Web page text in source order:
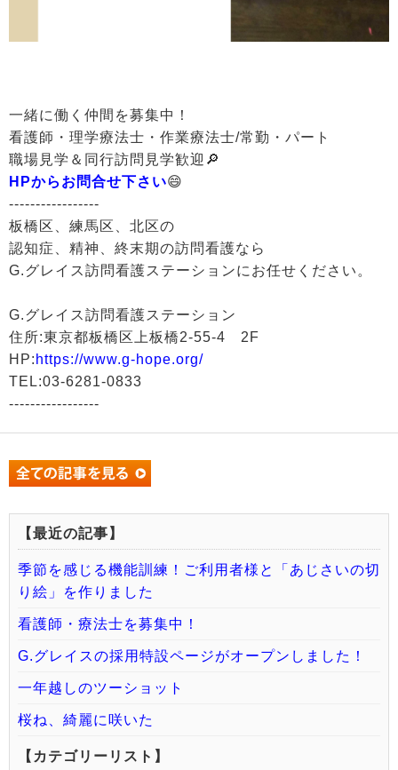
一緒に働く仲間を募集中！
看護師・理学療法士・作業療法士/常勤・パート
職場見学＆同行訪問見学歓迎🔎
HPからお問合せ下さい😄
-----------------
板橋区、練馬区、北区の
認知症、精神、終末期の訪問看護なら
G.グレイス訪問看護ステーションにお任せください。
G.グレイス訪問看護ステーション
住所:東京都板橋区上板橋2-55-4 2F
HP: https://www.g-hope.org/
TEL:03-6281-0833
-----------------
【最近の記事】
季節を感じる機能訓練！ご利用者様と「あじさいの切
り絵」を作りました
看護師・療法士を募集中！
G.グレイスの採用特設ページがオープンしました！
一年越しのツーショット
桜ね、綺麗に咲いた
【カテゴリーリスト】